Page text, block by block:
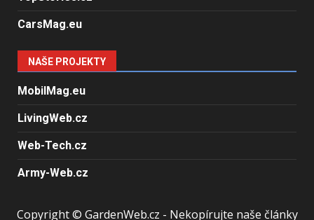
CarsMag.eu
NAŠE PROJEKTY
MobilMag.eu
LivingWeb.cz
Web-Tech.cz
Army-Web.cz
Copyright © GardenWeb.cz - Nekopírujte naše články